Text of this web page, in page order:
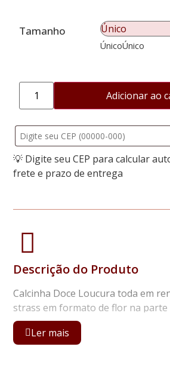
Tamanho
ÚnicoÚnico
Adicionar ao
💡 Digite seu CEP para calcular
frete e prazo de entrega
Descrição do Produto
Calcinha Doce Loucura toda em
strass em formato de flor na parte
combina elegância com um toque
para momentos especiais. Pode
Ler mais